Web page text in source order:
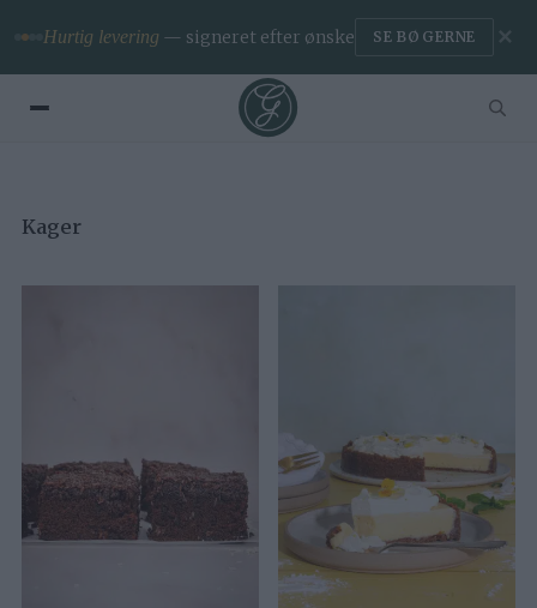
Hurtig levering — signeret efter ønske SE BØGERNE ✕
Kager